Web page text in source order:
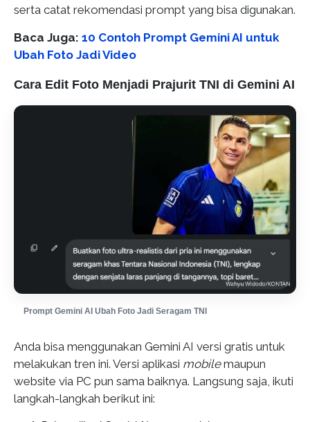
serta catat rekomendasi prompt yang bisa digunakan.
Baca Juga: 10 Contoh Prompt Gemini AI untuk
Ubah Foto Jadi Video
Cara Edit Foto Menjadi Prajurit TNI di Gemini AI
Prompt Gemini AI Ubah Foto Jadi Seragam TNI
Anda bisa menggunakan Gemini AI versi gratis untuk
melakukan tren ini. Versi aplikasi mobilemaupun
website via PC pun sama baiknya. Langsung saja, ikuti
langkah-langkah berikut ini: